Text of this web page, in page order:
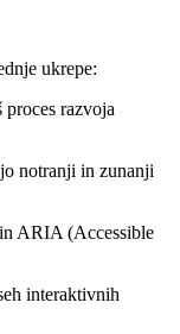
ukrepe:
razvoja
notranji in zunanji
ARIA (Accessible
interaktivnih